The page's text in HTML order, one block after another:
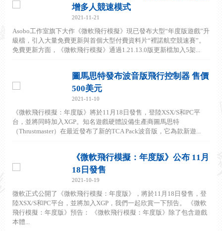
增多人競速模式
2021-11-21
Asobo工作室旗下大作《微軟飛行模擬》現已發布大型“年度版遊戲”升
級檔，引入大量免費更新與首個大型付費資料片“裡諾航空競速賽”。
免費更新方面，《微軟飛行模擬》通過1.21.13.0版更新檔加入5架...
圖馬思特發布波音版飛行控制器 售價
500美元
2021-11-10
《微軟飛行模擬：年度版》將於11月18日發售，登陸XSX/S和PC平
台，並將同時加入XGP。知名遊戲硬體設備生產商圖馬思特
（Thrustmaster）在最近發布了新的TCA Pack波音版，它為款新遊...
《微軟飛行模擬：年度版》公布 11月
18日發售
2021-10-19
微軟正式公開了《微軟飛行模擬：年度版》，將於11月18日發售，登
陸XSX/S和PC平台，並將加入XGP，我們一起欣賞一下預告。 《微軟
飛行模擬：年度版》預告： 《微軟飛行模擬：年度版》除了包含遊戲
本體...